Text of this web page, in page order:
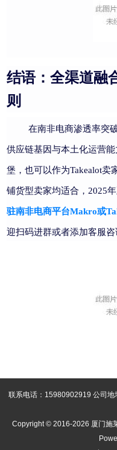
结语：全渠道融
则
在南非电商渗透率突
供应链基因与本土化运营
堡，也可以作为Takealot卖
铺货型卖家均适合，2025
驻南非电商平台Makro或
迎扫码进群或者添加客服咨
联系电话：15980902919 公司
Copyright © 2016-2026 厦门施